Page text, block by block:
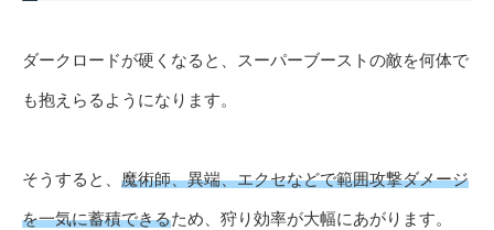
ダークロードが硬くなると、スーパーブーストの敵を何体で
も抱えらるようになります。
そうすると、 魔術師、異端、エクセなどで範囲攻撃ダメージ
を一気に蓄積できるため、狩り効率が大幅にあがります。